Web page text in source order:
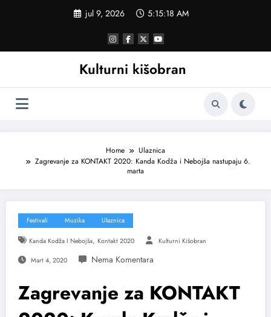
jul 9, 2026 5:15:19 AM
Kulturni kišobran
Home
Ulaznica
Zagrevanje za KONTAKT 2020: Kanda Kodža i Nebojša nastupaju 6.
marta
Festivali Muzika Ulaznica
Kanda Kodža I Nebojša, Kontakt 2020 Kulturni Kišobran
Mart 4, 2020
Zagrevanje za KONTAKT